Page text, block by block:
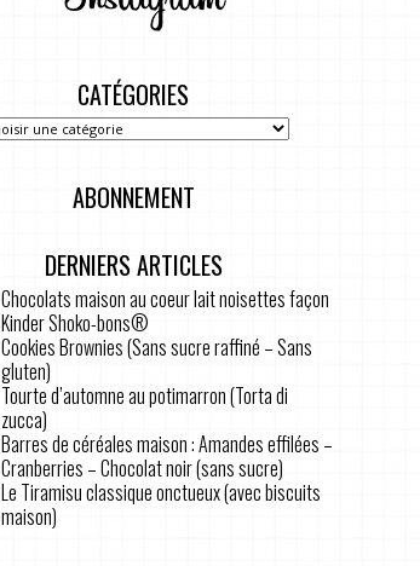
CATÉGORIES
ABONNEMENT
DERNIERS ARTICLES
Chocolats maison au coeur lait noisettes façon
Kinder Shoko-bons®
Cookies Brownies (Sans sucre raffiné – Sans
gluten)
Tourte d’automne au potimarron (Torta di
zucca)
Barres de céréales maison : Amandes effilées –
Cranberries – Chocolat noir (sans sucre)
Le Tiramisu classique onctueux (avec biscuits
maison)